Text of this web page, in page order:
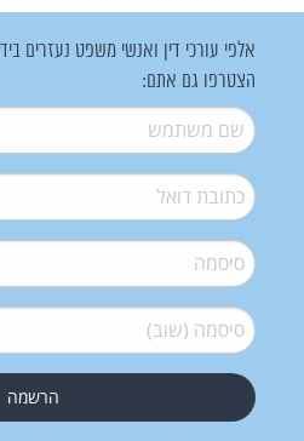
אלפי עורכי דין ואנשי משפט נעזרים
הצטרפו גם אתם:
שם משתמש*
דואל*
סיסמה*
סיסמה (שוב)*